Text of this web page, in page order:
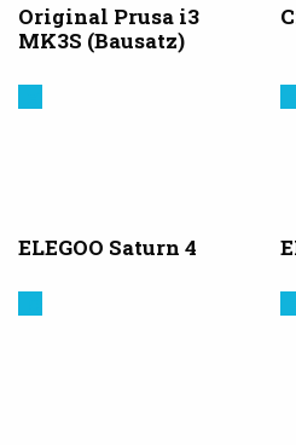
Original Prusa i3
MK3S (Bausatz)
ELEGOO Saturn 4